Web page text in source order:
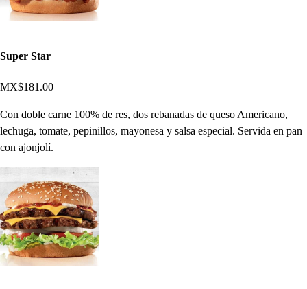
Super Star
MX$181.00
Con doble carne 100% de res, dos rebanadas de queso Americano,
lechuga, tomate, pepinillos, mayonesa y salsa especial. Servida en pan
con ajonjolí.